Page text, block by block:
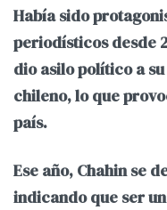
Había sido
periodísticos desde
dio asilo político a
chileno, lo que
país.
Ese año, Chahin se
indicando que ser